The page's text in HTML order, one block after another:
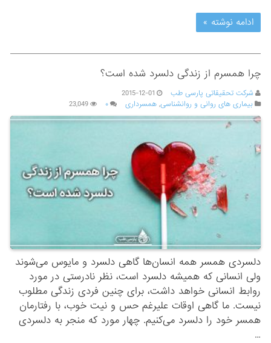
ادامه نوشته »
چرا همسرم از زندگی دلسرد شده است؟
شرکت تحقیقاتی پارسی طب
2015-12-01
بیماری های روانی و روانشناسی,همسرداری ۰ 23,049
دلسردی همسر همه انسان‌ها گاهی دلسرد و مایوس می‌شوند
ولی انسانی که همیشه دلسرد است، نظر نادرستی در مورد
روابط انسانی خواهد داشت، برای چنین فردی زندگی مطلوب
نیست. ما گاهی اوقات علیرغم حس و نیت خوب، با رفتارمان
همسر خود را دلسرد می‌کنیم. چهار مورد که منجر به دلسردی
…